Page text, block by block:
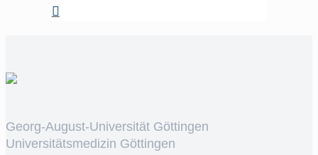
Georg-August-Universität Göttingen
Universitätsmedizin Göttingen